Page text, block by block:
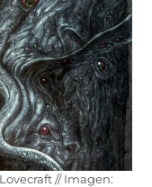
// Imagen: